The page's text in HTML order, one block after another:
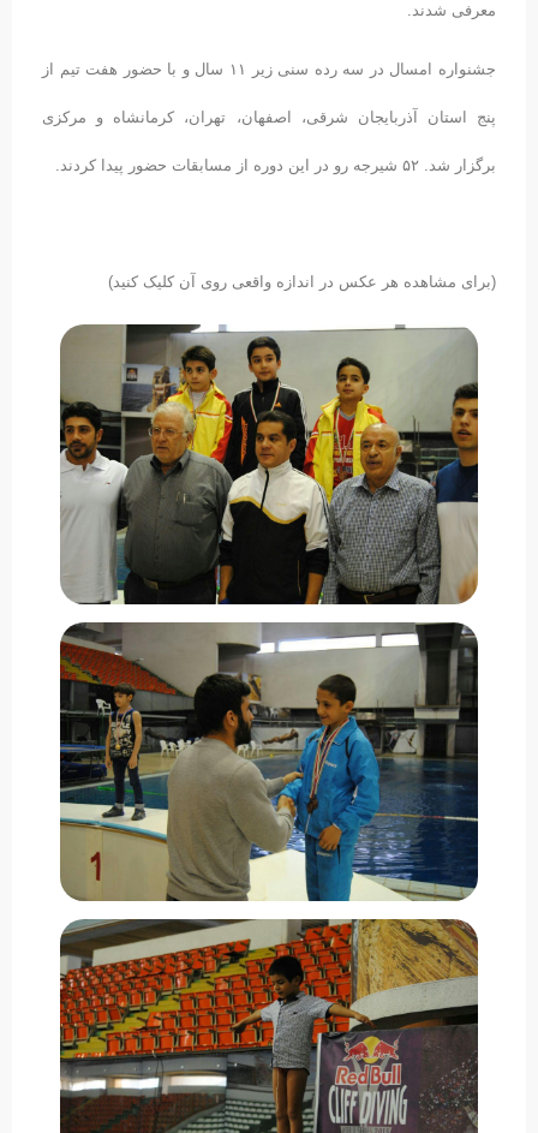
معرفی شدند.
جشنواره امسال در سه رده سنی زیر ۱۱ سال و با حضور هفت تیم از
پنج استان آذربایجان شرقی، اصفهان، تهران، کرمانشاه و مرکزی
برگزار شد. ۵۲ شیرجه رو در این دوره از مسابقات حضور پیدا کردند.
(برای مشاهده هر عکس در اندازه واقعی روی آن کلیک کنید)